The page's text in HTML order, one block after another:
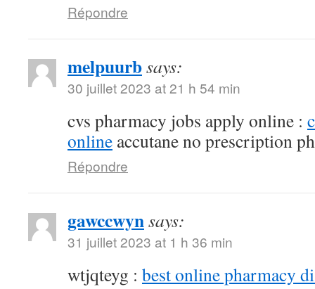
Répondre
melpuurbsays:
30 juillet 2023 at 21 h 54 min
cvs pharmacy jobs apply online :
online accutane no prescription
Répondre
gawccwynsays:
31 juillet 2023 at 1 h 36 min
wtjqteyg : best online pharmacy